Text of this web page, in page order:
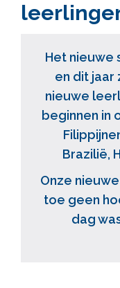
Het nieuwe
en dit jaar
nieuwe
beginnen in
Brazilië,
Onze
toe geen
dag